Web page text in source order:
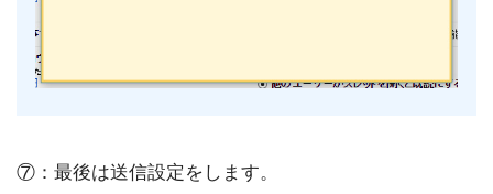
⑦：最後は送信設定をします。